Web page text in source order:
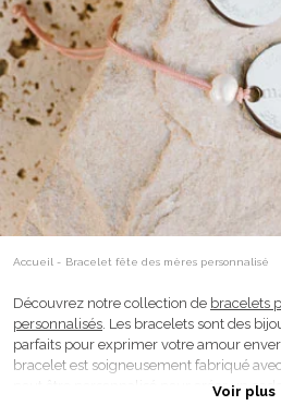
Accueil - Bracelet fête des mères personnalisé
Découvrez notre collection de bracelets
personnalisés. Les bracelets sont des
parfaits pour exprimer votre amour
bracelet est soigneusement fabriqué
peut être personnalisé pour créer un
Voir plus